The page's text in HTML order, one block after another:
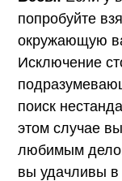
попробуйте
окружающую
Исключение
поиск
этом случае
любимым
вы удачливы